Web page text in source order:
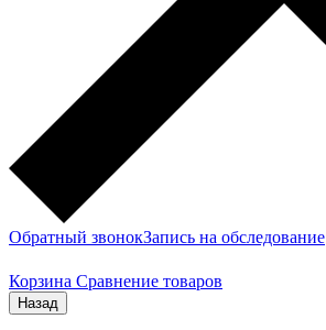
Обратный звонокЗапись на обследование
Корзина Сравнение товаров
Назад